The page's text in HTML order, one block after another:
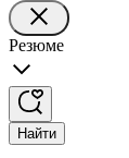
Резюме
Найти